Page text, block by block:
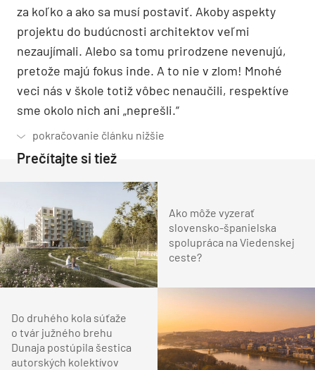
za koľko a ako sa musí postaviť. Akoby aspekty
projektu do budúcnosti architektov veľmi
nezaujímali. Alebo sa tomu prirodzene nevenujú,
pretože majú fokus inde. A to nie v zlom! Mnohé
veci nás v škole totiž vôbec nenaučili, respektíve
sme okolo nich ani „neprešli.“
Prečítajte si tiež
Ako môže vyzerať
slovensko-španielska
spolupráca na Viedenskej
ceste?
Do druhého kola súťaže
o tvár južného brehu
Dunaja postúpila šestica
autorských kolektívov